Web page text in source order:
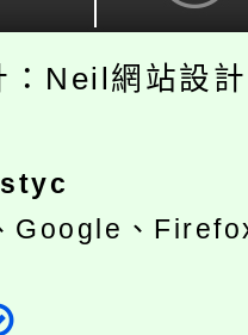
：Neil網站設
Google、